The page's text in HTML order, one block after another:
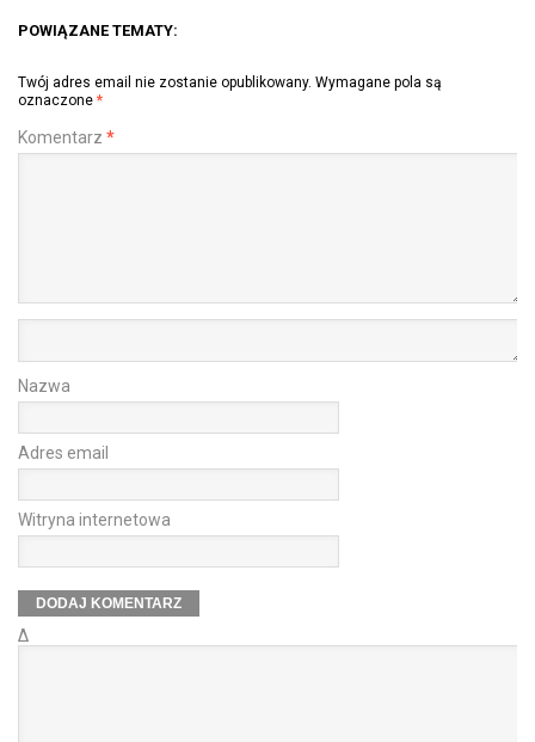
POWIĄZANE TEMATY:
Twój adres email nie zostanie opublikowany. Wymagane pola są
oznaczone *
Komentarz *
Nazwa
Adres email
Witryna internetowa
Δ